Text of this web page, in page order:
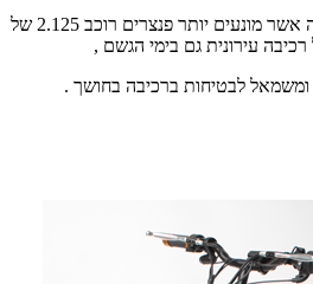
צמיגים רכבים בעלי דופן כפולה אשר מונעים יותר פנצרים רוכב 2.125 של
עירונית גם בימי הגשם ,
ומשמאל לבטיחות ברכיבה בחושך .